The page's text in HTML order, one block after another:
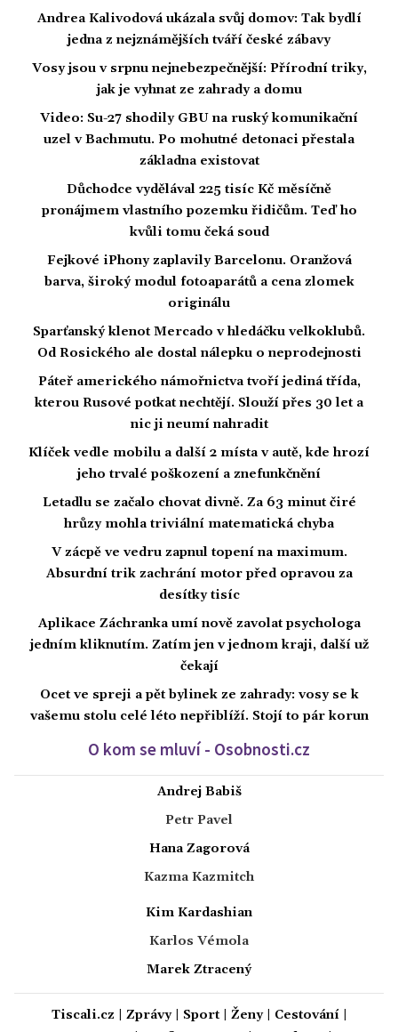
Andrea Kalivodová ukázala svůj domov: Tak bydlí
jedna z nejznámějších tváří české zábavy
Vosy jsou v srpnu nejnebezpečnější: Přírodní triky,
jak je vyhnat ze zahrady a domu
Video: Su-27 shodily GBU na ruský komunikační
uzel v Bachmutu. Po mohutné detonaci přestala
základna existovat
Důchodce vydělával 225 tisíc Kč měsíčně
pronájmem vlastního pozemku řidičům. Teď ho
kvůli tomu čeká soud
Fejkové iPhony zaplavily Barcelonu. Oranžová
barva, široký modul fotoaparátů a cena zlomek
originálu
Sparťanský klenot Mercado v hledáčku velkoklubů.
Od Rosického ale dostal nálepku o neprodejnosti
Páteř amerického námořnictva tvoří jediná třída,
kterou Rusové potkat nechtějí. Slouží přes 30 let a
nic ji neumí nahradit
Klíček vedle mobilu a další 2 místa v autě, kde hrozí
jeho trvalé poškození a znefunkčnění
Letadlu se začalo chovat divně. Za 63 minut čiré
hrůzy mohla triviální matematická chyba
V zácpě ve vedru zapnul topení na maximum.
Absurdní trik zachrání motor před opravou za
desítky tisíc
Aplikace Záchranka umí nově zavolat psychologa
jedním kliknutím. Zatím jen v jednom kraji, další už
čekají
Ocet ve spreji a pět bylinek ze zahrady: vosy se k
vašemu stolu celé léto nepřiblíží. Stojí to pár korun
O kom se mluví - Osobnosti.cz
Andrej Babiš
Petr Pavel
Hana Zagorová
Kazma Kazmitch
Kim Kardashian
Karlos Vémola
Marek Ztracený
Tiscali.cz Zprávy| Sport| Ženy| Cestování|